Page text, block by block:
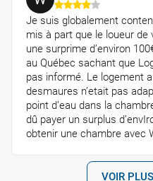
Je suis globalement
mis à part que le loueur de
une surprime d’environ
au Québec sachant que
pas informé. Le logement
desmaures n’etait pas
point d’eau dans la
dû payer un surplus
obtenir une chambre avec
VOIR